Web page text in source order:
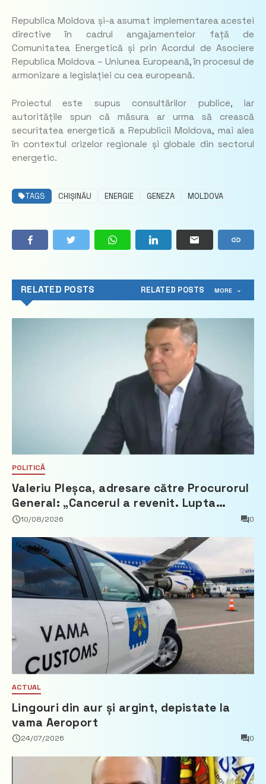
Republica Moldova și-a asumat implementarea acestei
directive în cadrul angajamentelor față de
Comunitatea Energetică și prin Acordul de Asociere
Republica Moldova – Uniunea Europeană, în procesul de
armonizare a legislației cu cea europeană.
Proiectul este supus consultărilor publice, iar
autoritățile spun că măsura ar urma să crească
securitatea energetică a Republicii Moldova, mai ales
în contextul crizelor regionale și globale din sectorul
energetic.
TAGS CHIȘINĂU ENERGIE GENEZA MOLDOVA
RELATED POSTS RELATED POSTS MORE
POLITICĂ
Valeriu Pleșca, adresare către Procurorul
General: „Cancerul a revenit. Lupta
pentru viață a pornit pe două fronturi”
10/08/2026 0
ACTUAL
Lingouri din aur și argint, depistate la
vama Aeroport
24/07/2026 0